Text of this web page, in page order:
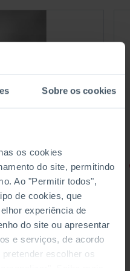
Sobre os cookies
os cookies
do site, permitindo
Ao "Permitir todos",
de cookies, que
experiência de
do site ou apresentar
e serviços, de acordo
escolher os
Futebol